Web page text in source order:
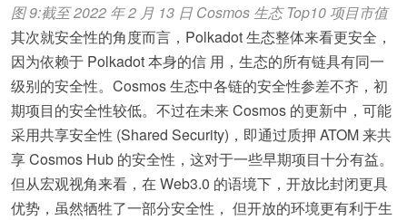
图 9:截至 2022 年 2 月 13 日 Cosmos 生态 Top10 项目市值
其次就安全性的角度而言，Polkadot 生态整体来看更安全，
因为依赖于 Polkadot 本身的信 用，生态的所有链具有同一
级别的安全性。Cosmos 生态中各链的安全性参差不齐，初
期项目的安全性较低。不过在未来 Cosmos 的更新中，可能
采用共享安全性 (Shared Security)，即通过质押 ATOM 来共
享 Cosmos Hub 的安全性，这对于一些早期项目十分有益。
但从宏观视角来看，在 Web3.0 的语境下，开放比封闭更具
优势，虽然牺牲了一部分安全性， 但开放的环境更有利于生